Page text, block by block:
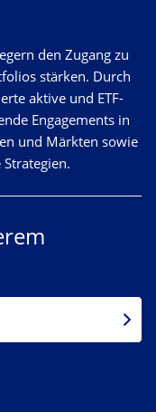
den Zugang zu
stärken. Durch
aktive und ETF-
Engagements in
und Märkten sowie